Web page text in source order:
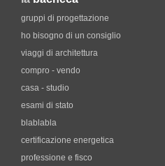
gruppi di progettazione
ho bisogno di un consiglio
viaggi di architettura
compro - vendo
casa - studio
esami di stato
blablabla
certificazione energetica
professione e fisco